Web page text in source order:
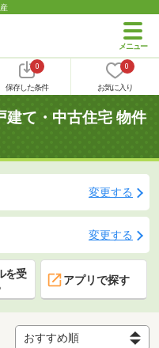
0
保存した条件
0
お気に入り
建て・中古住宅 物件
変更する
変更する
を受
アプリで探す